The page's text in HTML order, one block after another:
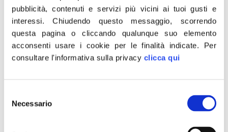
pubblicità, contenuti e servizi più vicini ai tuoi gusti e
interessi.Chiudendo questo messaggio, scorrendo
questa pagina o cliccando qualunque suo elemento
acconsenti usare i cookie per le finalità indicate. Per
consultare l'informativa sulla privacy clicca qui
delNecessario
dello Stato e le professionalità che ci
lavorano da anni e che ci sia stato l’avvallo di
un commissariamento da parte della Banca
d’Italia che, dopo la Rai e il ministero
logica che porta alla scelta dell’on. Minniti per
un ruolo delicato, di garanzia ed importante